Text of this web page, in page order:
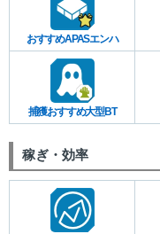
おすすめAPASエンハ
捕獲おすすめ大型BT
稼ぎ・効率